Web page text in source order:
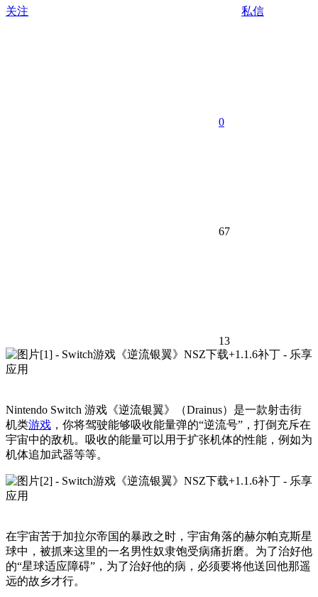
关注 私信
0
67
13
Nintendo Switch 游戏《逆流银翼》（Drainus）是一款射击街
机类游戏 ，你将驾驶能够吸收能量弹的“逆流号”，打倒充斥在
宇宙中的敌机。吸收的能量可以用于扩张机体的性能，例如为
机体追加武器等等。
在宇宙苦于加拉尔帝国的暴政之时，宇宙角落的赫尔帕克斯星
球中，被抓来这里的一名男性奴隶饱受病痛折磨。为了治好他
的“星球适应障碍”，为了治好他的病，必须要将他送回他那遥
远的故乡才行。